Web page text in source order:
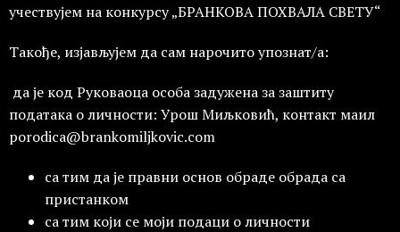
учествујем на конкурсу „БРАНКОВА ПОХВАЛА СВЕТУ“
Такође, изјављујем да сам нарочито упознат/а:
да је код Руковаоца особа задужена за заштиту
података о личности: Урош Миљковић, контакт маил
porodica@brankomiljkovic.com
са тим да је правни основ обраде обрада са
пристанком
са тим који се моји подаци о личности